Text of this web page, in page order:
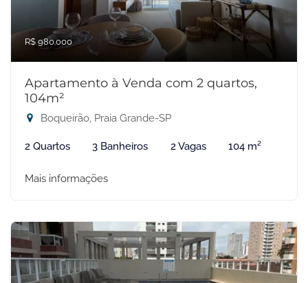
R$ 980.000
Apartamento à Venda com 2 quartos,
104m²
Boqueirão, Praia Grande-SP
2 Quartos 3 Banheiros 2 Vagas 104 m²
Mais informações